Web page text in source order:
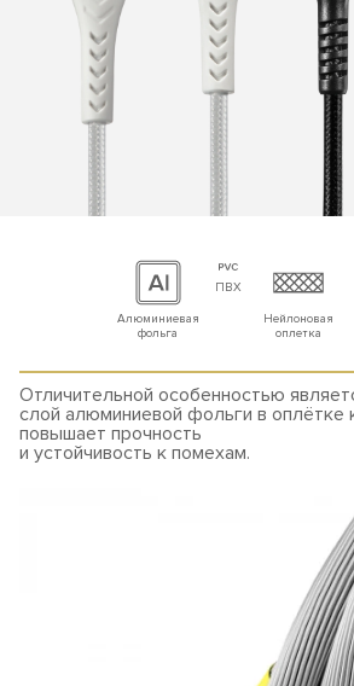
Алюминиевая
фольга
ПВХ
Нейлоновая
оплетка
Отличительной особенностью
слой алюминиевой фольги в оплётке
повышает прочность
и устойчивость к помехам.